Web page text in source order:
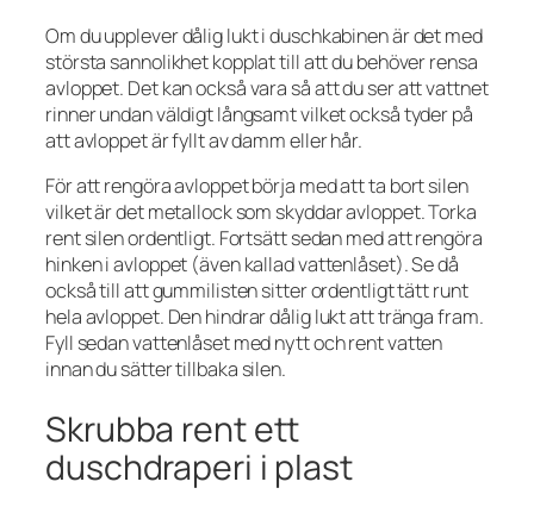
Om du upplever dålig lukt i duschkabinen är det med
största sannolikhet kopplat till att du behöver rensa
avloppet. Det kan också vara så att du ser att vattnet
rinner undan väldigt långsamt vilket också tyder på
att avloppet är fyllt av damm eller hår.
För att rengöra avloppet börja med att ta bort silen
vilket är det metallock som skyddar avloppet. Torka
rent silen ordentligt. Fortsätt sedan med att rengöra
hinken i avloppet (även kallad vattenlåset). Se då
också till att gummilisten sitter ordentligt tätt runt
hela avloppet. Den hindrar dålig lukt att tränga fram.
Fyll sedan vattenlåset med nytt och rent vatten
innan du sätter tillbaka silen.
Skrubba rent ett
duschdraperi i plast